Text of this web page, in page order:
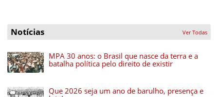
Notícias Ver Todas
MPA 30 anos: o Brasil que nasce da terra e a
batalha política pelo direito de existir
Que 2026 seja um ano de barulho, presença e